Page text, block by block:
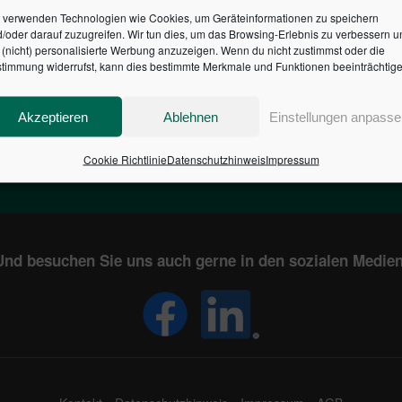
verwenden Technologien wie Cookies, um Geräteinformationen zu speichern
oder darauf zuzugreifen. Wir tun dies, um das Browsing-Erlebnis zu verbessern
personalisierte Werbung anzuzeigen. Wenn du nicht zustimmst oder die
widerrufst, kann dies bestimmte Merkmale und Funktionen
Akzeptieren Ablehnen Einstellungen
Cookie RichtlinieDatenschutzhinweisImpressum
DES BUNDES DER
€
IN DEUTSCHLAND
besuchen Sie uns auch gerne in den sozialen